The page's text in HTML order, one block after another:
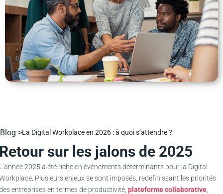
Blog >La Digital Workplace en 2026 : à quoi s’attendre ?
sur les jalons de 2025
2025 a été riche en événements déterminants pour la Digital
Plusieurs enjeux se sont imposés, redéfinissant les priorités
entreprises en termes de productivité, plateforme collaborative